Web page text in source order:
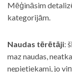
Mēģināsim
kategorijām.
Naudas tērētāji:
maz naudas,
nepietiekami, jo